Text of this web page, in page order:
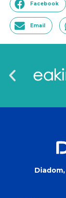
Facebook
Email